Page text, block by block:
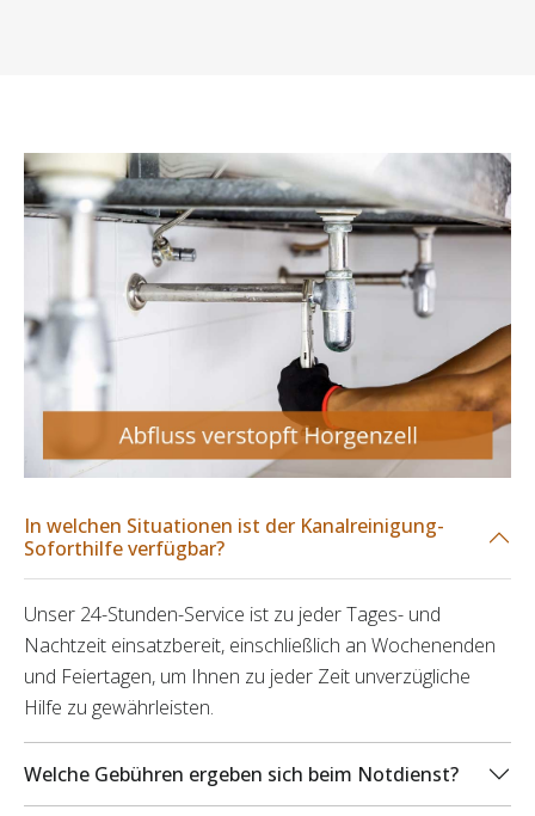
In welchen Situationen ist der Kanalreinigung-
Soforthilfe verfügbar?
Unser 24-Stunden-Service ist zu jeder Tages- und
Nachtzeit einsatzbereit, einschließlich an Wochenenden
und Feiertagen, um Ihnen zu jeder Zeit unverzügliche
Hilfe zu gewährleisten.
Welche Gebühren ergeben sich beim Notdienst?